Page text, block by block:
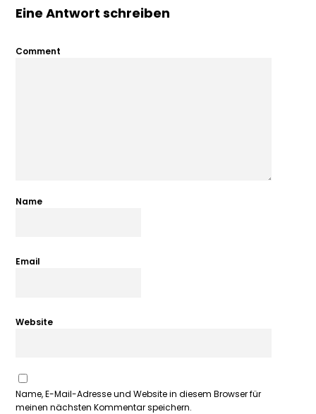
Eine Antwort schreiben
Comment
Name
Email
Website
Name, E-Mail-Adresse und Website in diesem Browser für
meinen nächsten Kommentar speichern.